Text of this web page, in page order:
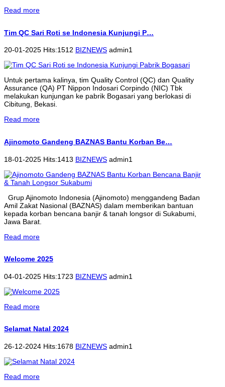
Read more
Tim QC Sari Roti se Indonesia Kunjungi P…
20-01-2025 Hits:1512 BIZNEWS admin1
Untuk pertama kalinya, tim Quality Control (QC) dan Quality
Assurance (QA) PT Nippon Indosari Corpindo (NIC) Tbk
melakukan kunjungan ke pabrik Bogasari yang berlokasi di
Cibitung, Bekasi.
Read more
Ajinomoto Gandeng BAZNAS Bantu Korban Be…
18-01-2025 Hits:1413 BIZNEWS admin1
Grup Ajinomoto Indonesia (Ajinomoto) menggandeng Badan
Amil Zakat Nasional (BAZNAS) dalam memberikan bantuan
kepada korban bencana banjir & tanah longsor di Sukabumi,
Jawa Barat.
Read more
Welcome 2025
04-01-2025 Hits:1723 BIZNEWS admin1
Read more
Selamat Natal 2024
26-12-2024 Hits:1678 BIZNEWS admin1
Read more